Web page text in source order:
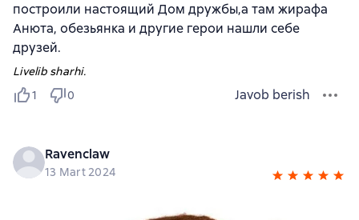
построили настоящий Дом дружбы,а там жирафа
Анюта, обезьянка и другие герои нашли себе
друзей.
Livelib sharhi.
1
0 Javob berish
Ravenclaw
13 Mart 2024